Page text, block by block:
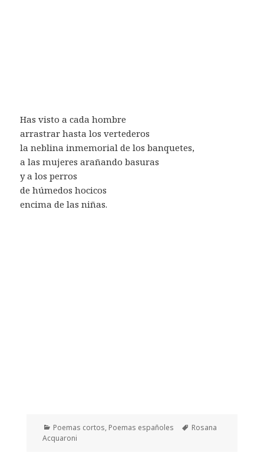
Has visto a cada hombre
arrastrar hasta los vertederos
la neblina inmemorial de los banquetes,
a las mujeres arañando basuras
y a los perros
de húmedos hocicos
encima de las niñas.
Categorías
Poemas cortos, Poemas españoles Etiquetas
Rosana
Acquaroni